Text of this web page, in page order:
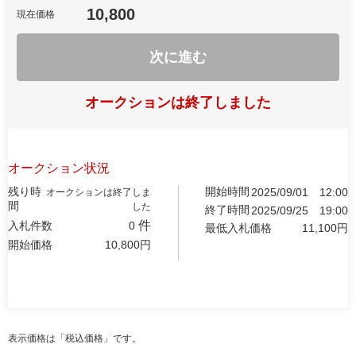
現在価格 10,800
次に進む
オークションは終了しました
オークション状況
残り時
間
オークションは終了しま
した
入札件数 0 件
開始価格 10,800円
開始時間 2025/09/01
12:00
終了時間 2025/09/25
19:00
最低入札価格
11,100円
表示価格は「税込価格」です。